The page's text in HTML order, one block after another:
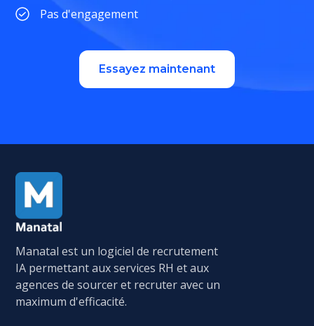
Pas d'engagement
Essayez maintenant
Manatal est un logiciel de recrutement
IA permettant aux services RH et aux
agences de sourcer et recruter avec un
maximum d'efficacité.